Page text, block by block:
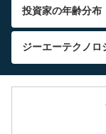
投資家の年齢分布
ジーエーテクノロ